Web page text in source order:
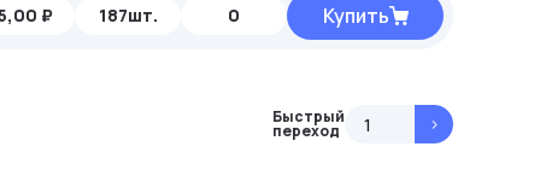
₽ 187шт. 0 Купить
Быстрый
переход >